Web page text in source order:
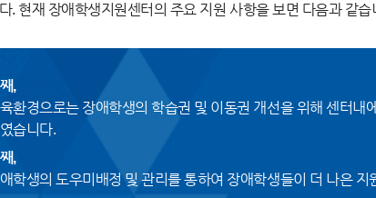
. 현재 장애학생지원센터의 주요 지원 사항을 보면 다음과 같습
,
환경으로는 장애학생의 학습권 및 이동권 개선을 위해 센터
습니다.
,
학생의 도우미배정 및 관리를 통하여 장애학생들이 더 나은